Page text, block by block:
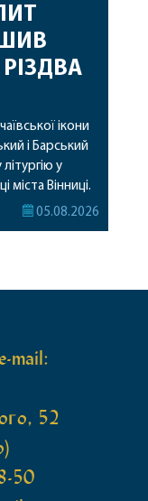
ікони
і Барський
у
міста Вінниці.
05.08.2026
mail:
52
50